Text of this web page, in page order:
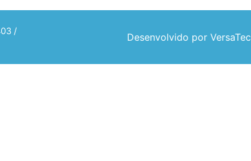
/
Desenvolvido por VersaTec